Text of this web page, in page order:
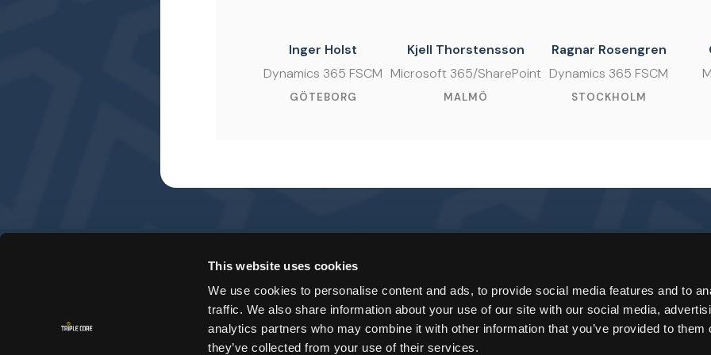
This website uses cookies
We use cookies to personalise content and ads, to provide social media features and to
traffic. We also share information about your use of our site with our social media,
analytics partners who may combine it with other information that you’ve provided to them
they’ve collected from your use of their services.
Inger Holst
Dynamics 365 FSCM
GÖTEBORG
Kjell Thorstensson
Microsoft 365/SharePoint
MALMÖ
Ragnar Rosengren
Dynamics 365 FSCM
STOCKHOLM
Västra